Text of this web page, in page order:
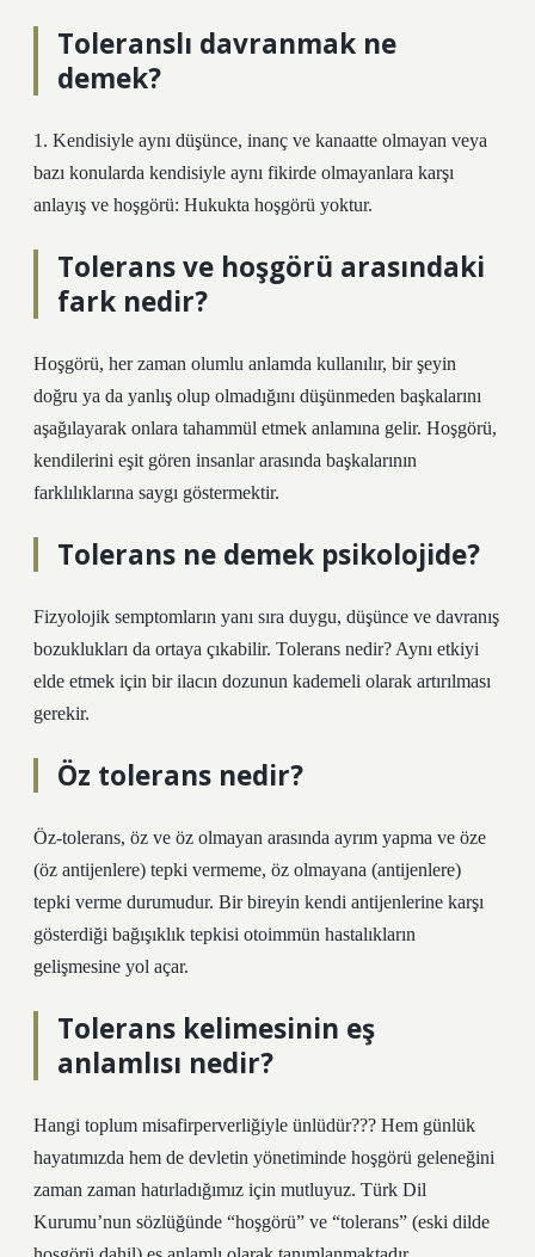
Toleranslı davranmak ne
demek?
1. Kendisiyle aynı düşünce, inanç ve kanaatte olmayan veya
bazı konularda kendisiyle aynı fikirde olmayanlara karşı
anlayış ve hoşgörü: Hukukta hoşgörü yoktur.
Tolerans ve hoşgörü arasındaki
fark nedir?
Hoşgörü, her zaman olumlu anlamda kullanılır, bir şeyin
doğru ya da yanlış olup olmadığını düşünmeden başkalarını
aşağılayarak onlara tahammül etmek anlamına gelir. Hoşgörü,
kendilerini eşit gören insanlar arasında başkalarının
farklılıklarına saygı göstermektir.
Tolerans ne demek psikolojide?
Fizyolojik semptomların yanı sıra duygu, düşünce ve davranış
bozuklukları da ortaya çıkabilir. Tolerans nedir? Aynı etkiyi
elde etmek için bir ilacın dozunun kademeli olarak artırılması
gerekir.
Öz tolerans nedir?
Öz-tolerans, öz ve öz olmayan arasında ayrım yapma ve öze
(öz antijenlere) tepki vermeme, öz olmayana (antijenlere)
tepki verme durumudur. Bir bireyin kendi antijenlerine karşı
gösterdiği bağışıklık tepkisi otoimmün hastalıkların
gelişmesine yol açar.
Tolerans kelimesinin eş
anlamlısı nedir?
Hangi toplum misafirperverliğiyle ünlüdür??? Hem günlük
hayatımızda hem de devletin yönetiminde hoşgörü geleneğini
zaman zaman hatırladığımız için mutluyuz. Türk Dil
Kurumu’nun sözlüğünde “hoşgörü” ve “tolerans” (eski dilde